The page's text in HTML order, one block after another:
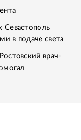
Севастополь
в подаче света
врач-